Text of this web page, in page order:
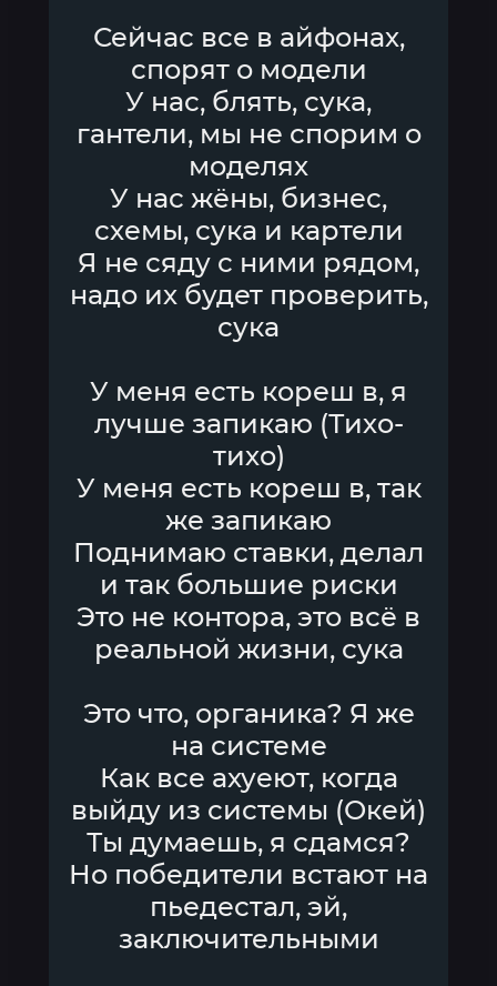
Сейчас все в айфонах,
спорят о модели
У нас, блять, сука,
гантели, мы не спорим о
моделях
У нас жёны, бизнес,
схемы, сука и картели
Я не сяду с ними рядом,
надо их будет проверить,
сука
У меня есть кореш в, я
лучше запикаю (Тихо-
тихо)
У меня есть кореш в, так
же запикаю
Поднимаю ставки, делал
и так большие риски
Это не контора, это всё в
реальной жизни, сука
Это что, органика? Я же
на системе
Как все ахуеют, когда
выйду из системы (Окей)
Ты думаешь, я сдамся?
Но победители встают на
пьедестал, эй,
заключительными